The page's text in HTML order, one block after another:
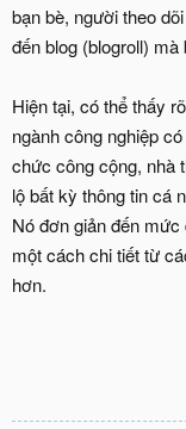
bạn bè, người theo
đến blog (blogroll)
Hiện tại, có thể thấy
ngành công nghiệp
chức công cộng, nhà
lộ bất kỳ thông tin cá
Nó đơn giản đến
một cách chi tiết từ
hơn.